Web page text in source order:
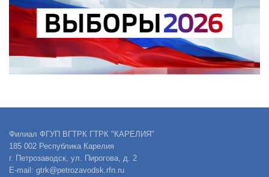
Филиал ФГУП ВГТРК ГТРК "КАРЕЛИЯ"
185 002 Республика Карелия
г. Петрозаводск, ул. Пирогова, д. 2
E-mail: gtrk@petrozavodsk.rfn.ru